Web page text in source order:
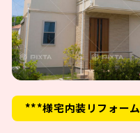
***様宅内装リフォーム